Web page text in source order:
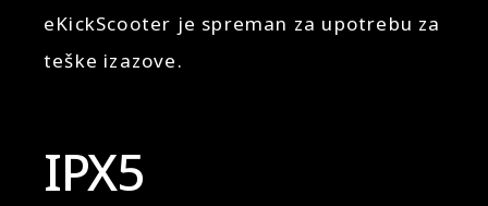
eKickScooter je spreman za upotrebu za
teške izazove.
IPX5